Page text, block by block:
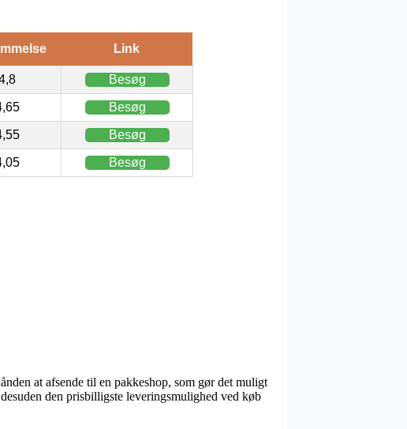
Link
Besøg
Besøg
Besøg
Besøg
at afsende til en pakkeshop, som gør det muligt
den prisbilligste leveringsmulighed ved køb